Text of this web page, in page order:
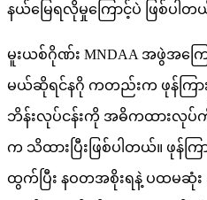
နယ်မြေရလိုမှုကြောင့်ပဲ ဖြစ်ပါတ
မူးယစ်ဂိုဏ်း MNDAA အဖွဲအကြေ
မယ်ဆိုရင်နဂို ကတည်းက ဖုန်ကြာ
ဘိန်းလုပ်ငန်းကို အဓိကထားလုပ်
က သိထားပြီးဖြစ်ပါတယ်။ ဖုန်
ထွက်ပြီး နဝတအစိုးရနဲ့ ပထမဆုံ